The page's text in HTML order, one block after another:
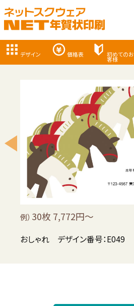
デザイン 価格表 初めてのお
客様
例） 30枚 7,772円～
おしゃれ デザイン番号：E049